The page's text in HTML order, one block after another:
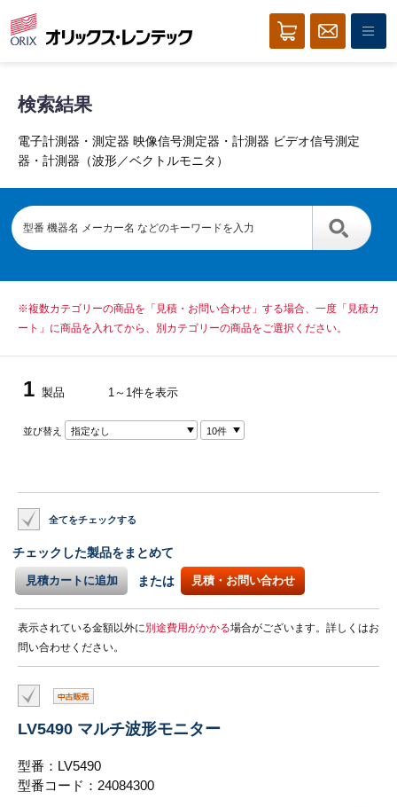
検索結果
電子計測器・測定器 映像信号測定器・計測器 ビデオ信号測定
器・計測器（波形／ベクトルモニタ）
※複数カテゴリーの商品を「見積・お問い合わせ」する場合、一度「見積カ
ート」に商品を入れてから、別カテゴリーの商品をご選択ください。
1 製品 1～1件を表示
並び替え 指定なし 10件
全てをチェックする
チェックした製品をまとめて
見積カートに追加 または 見積・お問い合わせ
表示されている金額以外に別途費用がかかる場合がございます。詳しくはお
問い合わせください。
LV5490 マルチ波形モニター
型番：LV5490
型番コード：24084300